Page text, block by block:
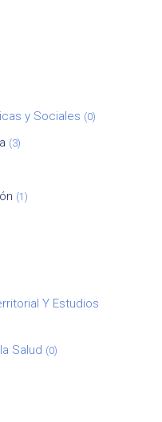
y Sociales (0)
(3)
(1)
Y Estudios
Salud (0)